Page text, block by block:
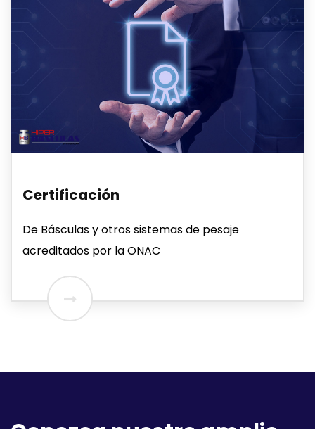
Certificación
De Básculas y otros sistemas de pesaje
acreditados por la ONAC